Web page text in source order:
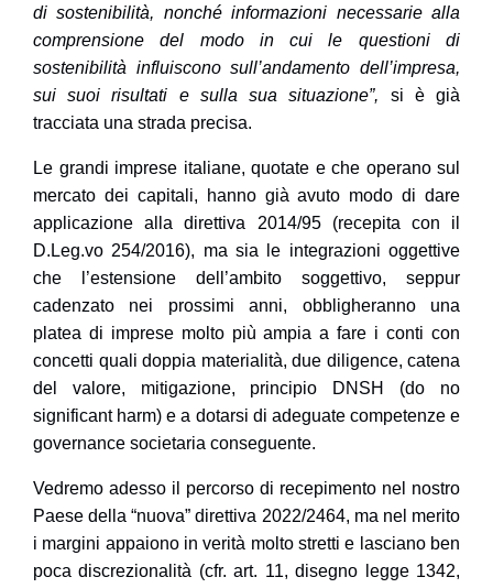
di sostenibilità, nonché informazioni necessarie alla
comprensione del modo in cui le questioni di
sostenibilità influiscono sull’andamento dell’impresa,
sui suoi risultati e sulla sua situazione”, si è già
tracciata una strada precisa.
Le grandi imprese italiane, quotate e che operano sul
mercato dei capitali, hanno già avuto modo di dare
applicazione alladirettiva 2014/95(recepita con il
D.Leg.vo 254/2016), ma sia le integrazioni oggettive
che l’estensione dell’ambito soggettivo, seppur
cadenzato nei prossimi anni, obbligheranno una
platea di imprese molto più ampia a fare i conti con
concetti quali doppia materialità, due diligence, catena
del valore, mitigazione, principio DNSH (do no
significant harm) e a dotarsi di adeguate competenze e
governance societaria conseguente.
Vedremo adesso il percorso di recepimento nel nostro
Paese della“nuova” direttiva 2022/2464, ma nel merito
i margini appaiono in verità molto stretti e lasciano ben
poca discrezionalità (cfr. art. 11, disegno legge 1342,